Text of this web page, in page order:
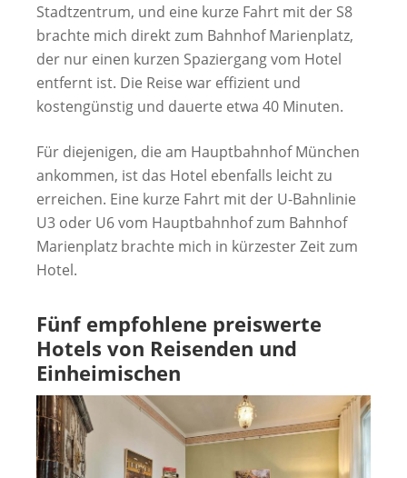
Stadtzentrum, und eine kurze Fahrt mit der S8
brachte mich direkt zum Bahnhof Marienplatz,
der nur einen kurzen Spaziergang vom Hotel
entfernt ist. Die Reise war effizient und
kostengünstig und dauerte etwa 40 Minuten.
Für diejenigen, die am Hauptbahnhof München
ankommen, ist das Hotel ebenfalls leicht zu
erreichen. Eine kurze Fahrt mit der U-Bahnlinie
U3 oder U6 vom Hauptbahnhof zum Bahnhof
Marienplatz brachte mich in kürzester Zeit zum
Hotel.
Fünf empfohlene preiswerte
Hotels von Reisenden und
Einheimischen